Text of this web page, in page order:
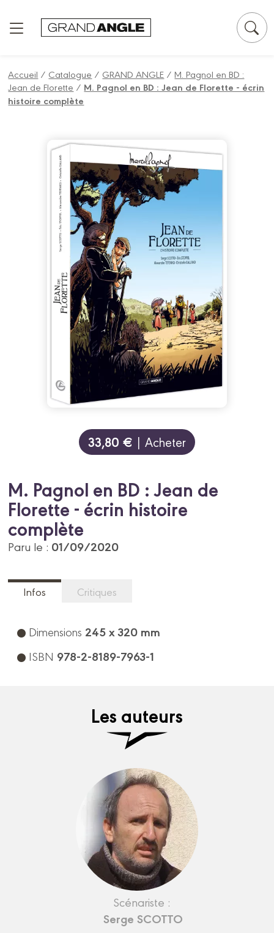
Accueil / Catalogue / GRAND ANGLE /M. Pagnol en BD :
Jean de Florette / M. Pagnol en BD : Jean de Florette - écrin
histoire complète
33,80 € | Acheter
M. Pagnol en BD : Jean de
Florette - écrin histoire
complète
Paru le : 01/09/2020
Infos Critiques
Dimensions 245 x 320 mm
ISBN 978-2-8189-7963-1
Les auteurs
Scénariste :
Serge SCOTTO